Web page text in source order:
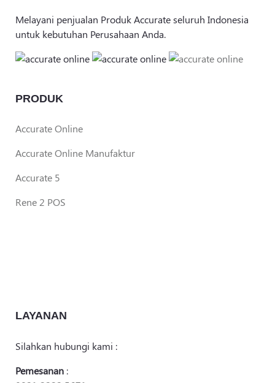
Melayani penjualan Produk Accurate seluruh Indonesia
untuk kebutuhan Perusahaan Anda.
PRODUK
Accurate Online
Accurate Online Manufaktur
Accurate 5
Rene 2 POS
LAYANAN
Silahkan hubungi kami :
Pemesanan: